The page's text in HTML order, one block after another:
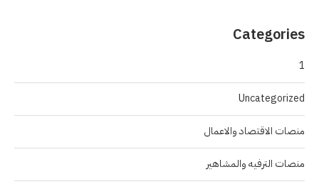
Categories
1
Uncategorized
منصات الاقتصاد والاعمال
منصات الترفيه والمشاهير